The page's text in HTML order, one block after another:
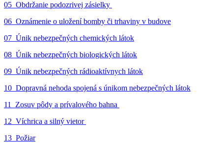
05_Obdržanie podozrivej zásielky
06_Oznámenie o uložení bomby či trhaviny v budove
07_Únik nebezpečných chemických látok
08_Únik nebezpečných biologických látok
09_Únik nebezpečných rádioaktívnych látok
10_Dopravná nehoda spojená s únikom nebezpečných látok
11_Zosuv pôdy a prívalového bahna
12_Víchrica a silný vietor
13_Požiar